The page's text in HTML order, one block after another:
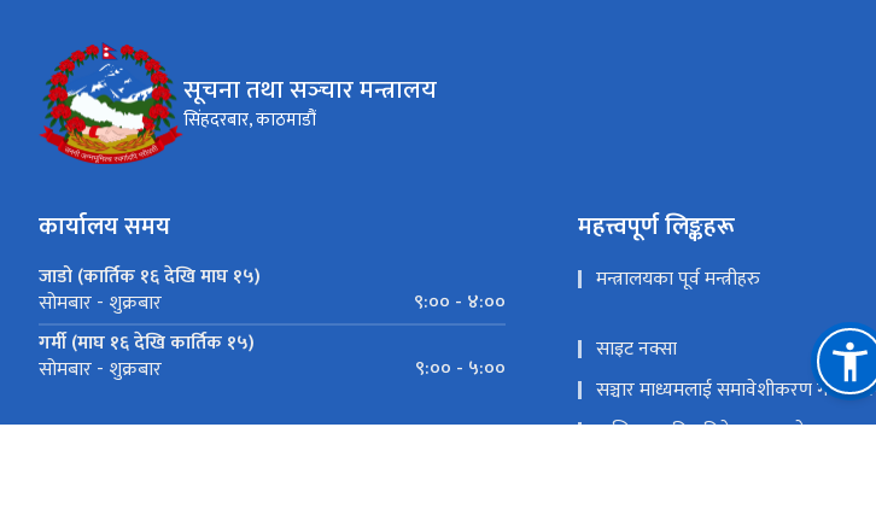
सूचना तथा सञ्‍चार मन्त्रालय
सिंहदरबार, काठमाडौं
कार्यालय समय
जाडो (कार्तिक १६ देखि माघ १५)
सोमबार - शुक्रबार
९:०० - ४:००
गर्मी (माघ १६ देखि कार्तिक १५)
सोमबार - शुक्रबार ९:०० - ५:००
महत्त्वपूर्ण लिङ्कहरू
मन्त्रालयका पूर्व मन्त्रीहरु
साइट नक्सा
सञ्चार माध्यमलाई समावेशीकरण गर्ने
मासिक प्रगति प्रतिवेदन पठाउने